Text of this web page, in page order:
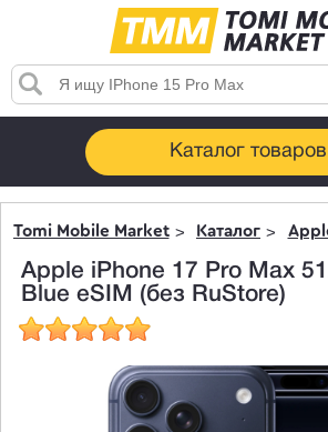
Каталог товаров
Tomi Mobile Market Каталог
Apple iPhone 17 Pro Max
Blue eSIM (без RuStore)